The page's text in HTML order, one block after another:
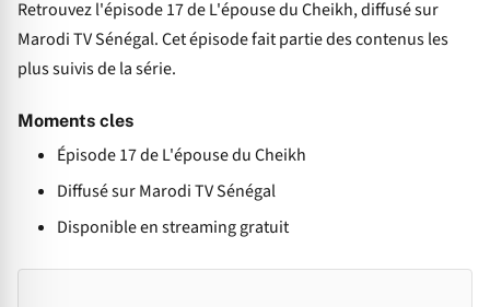
Retrouvez l'épisode 17 de L'épouse du Cheikh, diffusé sur
Marodi TV Sénégal. Cet épisode fait partie des contenus les
plus suivis de la série.
Moments cles
Épisode 17 de L'épouse du Cheikh
Diffusé sur Marodi TV Sénégal
Disponible en streaming gratuit